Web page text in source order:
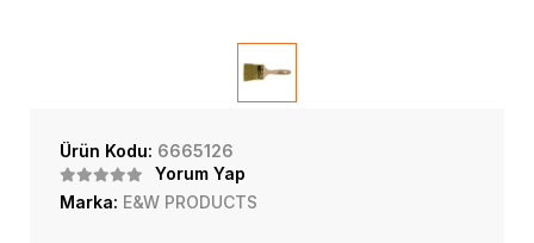
Ürün Kodu: 6665126
Yorum Yap
Marka: E&W PRODUCTS